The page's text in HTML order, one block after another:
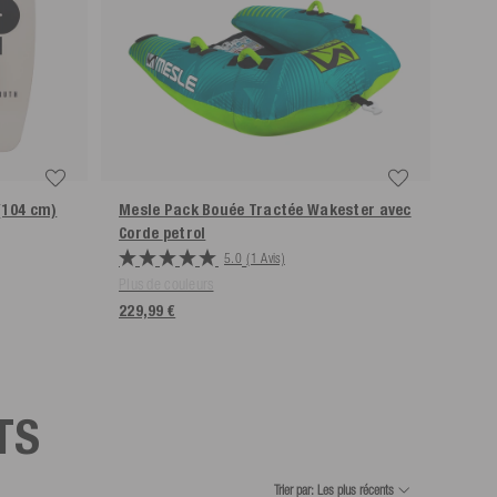
cm)
Mesle Pack Bouée Tractée Wakester avec
Corde petrol
5.0 (1 Avis)
229,99 €
Trier par: Les plus récents